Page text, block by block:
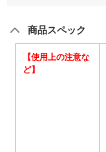
商品スペック
【使用上の注意な
ど】